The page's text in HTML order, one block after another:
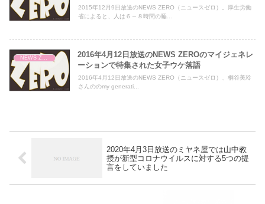
2015年12月9日放送のNEWS ZERO（ニュースゼロ）。厚生労働
省によると、人は６～８時間の睡...
2016年4月12日放送のNEWS ZEROのマイジェネレ
ーションで特集された女子ウケ落語
2016年4月12日放送のNEWS ZERO（ニュースゼロ）、桐谷美玲
さんののmy generati...
2020年4月3日放送のミヤネ屋では山中教
授が新型コロナウイルスに対する5つの提
言をしていました